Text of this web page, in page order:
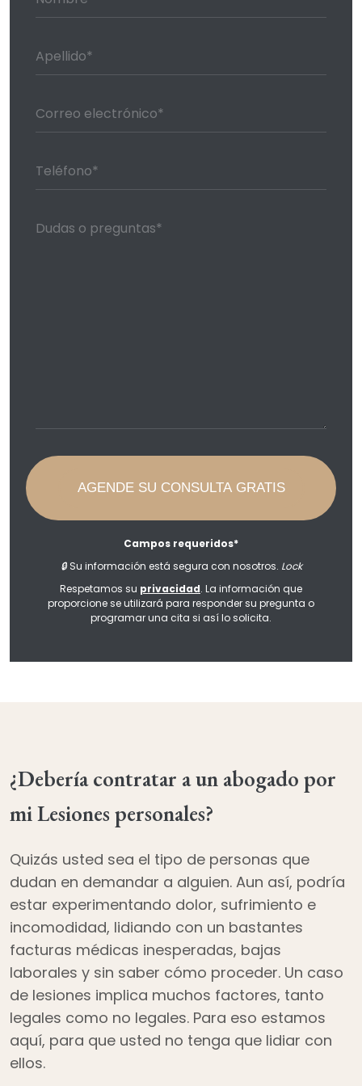
Campos requeridos*
🔒Su información está segura con nosotros. Lock
Respetamos su privacidad. La información que
proporcione se utilizará para responder su pregunta o
programar una cita si así lo solicita.
¿Debería contratar a un abogado por
mi Lesiones personales?
Quizás usted sea el tipo de personas que
dudan en demandar a alguien. Aun así, podría
estar experimentando dolor, sufrimiento e
incomodidad, lidiando con un bastantes
facturas médicas inesperadas, bajas
laborales y sin saber cómo proceder. Un caso
de lesiones implica muchos factores, tanto
legales como no legales. Para eso estamos
aquí, para que usted no tenga que lidiar con
ellos.